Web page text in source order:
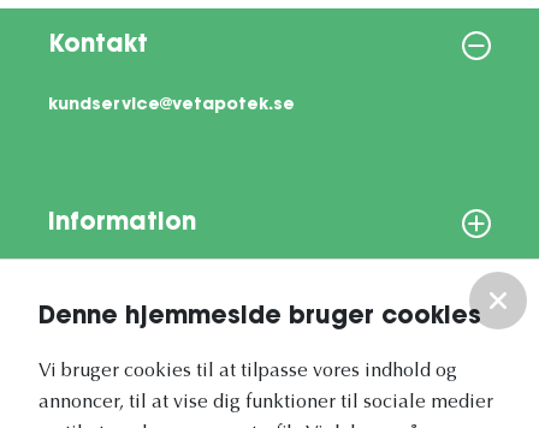
Denne hjemmeside bruger cookies
Vi bruger cookies til at tilpasse vores indhold og
annoncer, til at vise dig funktioner til sociale medier
Kontakt
kundservice@vetapotek.se
Information
Vores nyhedsbrev